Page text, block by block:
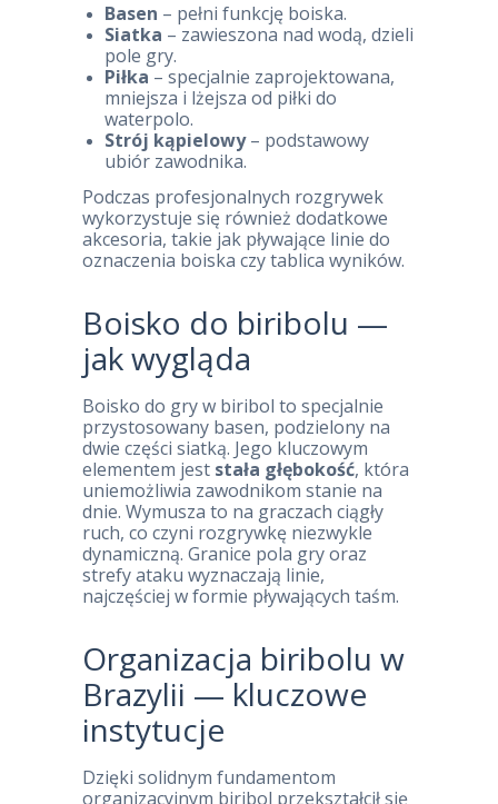
Basen – pełni funkcję boiska.
Siatka – zawieszona nad wodą, dzieli
pole gry.
Piłka – specjalnie zaprojektowana,
mniejsza i lżejsza od piłki do
waterpolo.
Strój kąpielowy– podstawowy
ubiór zawodnika.
Podczas profesjonalnych rozgrywek
wykorzystuje się również dodatkowe
akcesoria, takie jak pływające linie do
oznaczenia boiska czy tablica wyników.
Boisko do biribolu —
jak wygląda
Boisko do gry w biribol to specjalnie
przystosowany basen, podzielony na
dwie części siatką. Jego kluczowym
elementem jest stała głębokość, która
uniemożliwia zawodnikom stanie na
dnie. Wymusza to na graczach ciągły
ruch, co czyni rozgrywkę niezwykle
dynamiczną. Granice pola gry oraz
strefy ataku wyznaczają linie,
najczęściej w formie pływających taśm.
Organizacja biribolu w
Brazylii — kluczowe
instytucje
Dzięki solidnym fundamentom
organizacyjnym biribol przekształcił się